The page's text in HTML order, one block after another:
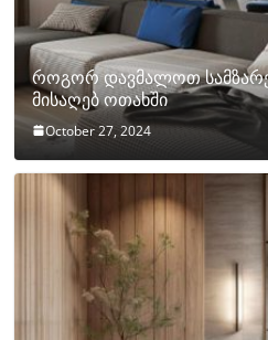
როგორ დავმალოთ
მისაღებ ოთახში
October 27, 2024